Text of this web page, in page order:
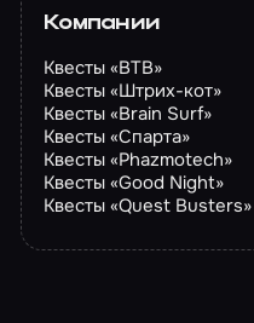
Компании
Квесты «BTB»
Квесты «Штрих-кот»
Квесты «Brain Surf»
Квесты «Спарта»
Квесты «Phazmotech»
Квесты «Good Night»
Квесты «Quest Busters»